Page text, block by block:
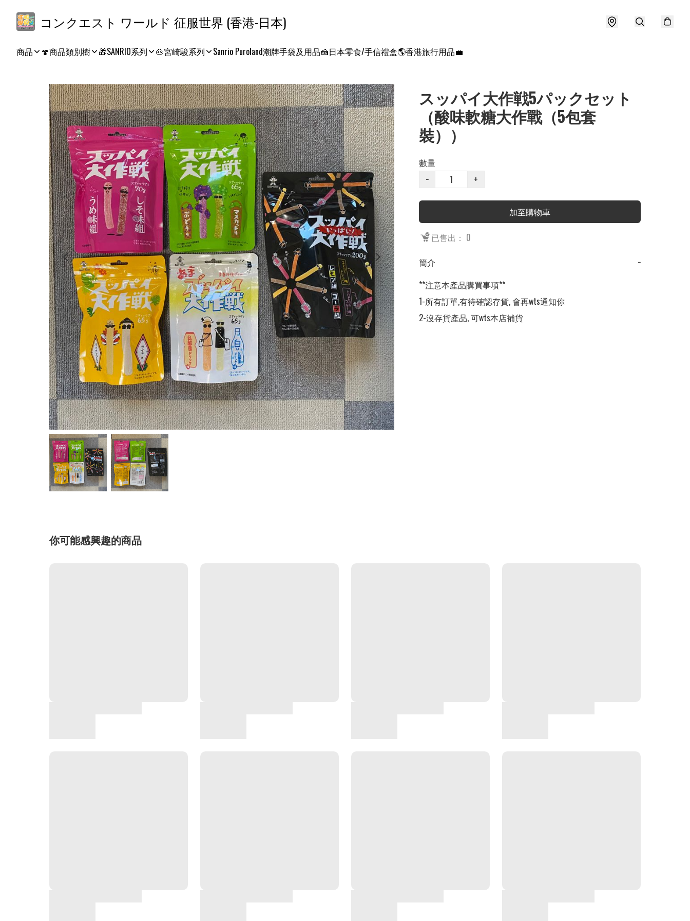
コンクエスト ワールド 征服世界 (香港-日本)
商品 🍄商品類別樹 🎁SANRIO系列 🐽宮崎駿系列 Sanrio Puroland潮牌手袋及用品🍰日本零食/手信禮盒🌎香港旅行用品💼
スッパイ大作戦5パックセット
（酸味軟糖大作戰（5包套
裝））
數量
−
+
加至購物車
已售出： 0
簡介
−
**注意本產品購買事項**
1-所有訂單,有待確認存貨, 會再wts通知你
2-沒存貨產品, 可wts本店補貨
你可能感興趣的商品